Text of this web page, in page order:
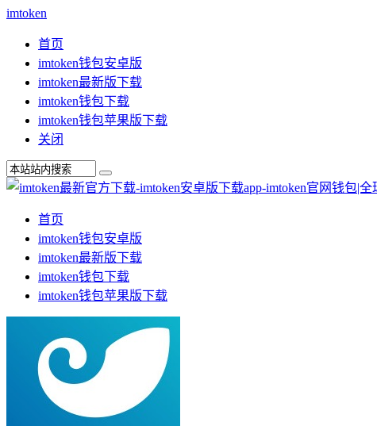
imtoken
首页
imtoken钱包安卓版
imtoken最新版下载
imtoken钱包下载
imtoken钱包苹果版下载
关闭
首页
imtoken钱包安卓版
imtoken最新版下载
imtoken钱包下载
imtoken钱包苹果版下载